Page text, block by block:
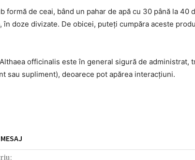
formă de ceai, bând un pahar de apă cu 30 până la 40
doze divizate. De obicei, puteți cumpăra aceste
officinalis este în general sigură de administrat,
sau supliment), deoarece pot apărea interacțiuni.